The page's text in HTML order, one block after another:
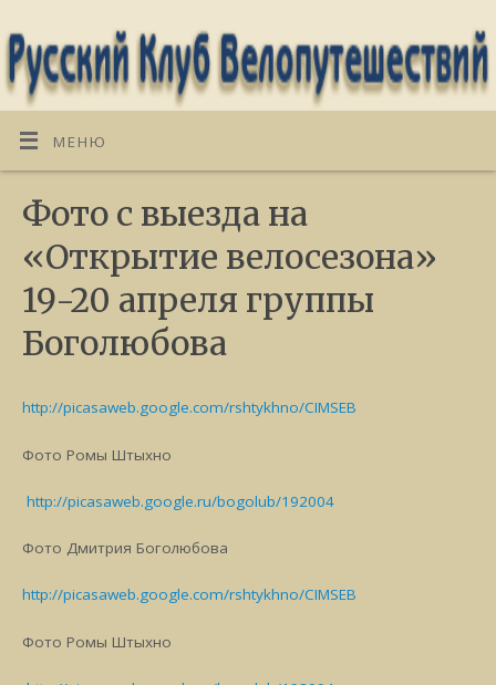
МЕНЮ
Фото с выезда на
«Открытие велосезона»
19-20 апреля группы
Боголюбова
http://picasaweb.google.com/rshtykhno/CIMSEB
Фото Ромы Штыхно
http://picasaweb.google.ru/bogolub/192004
Фото Дмитрия Боголюбова
http://picasaweb.google.com/rshtykhno/CIMSEB
Фото Ромы Штыхно